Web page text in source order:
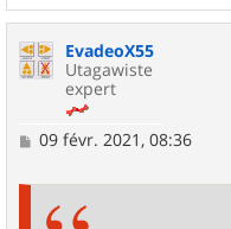
EvadeoX55
Utagawiste
expert
M
09 févr. 2021, 08:36